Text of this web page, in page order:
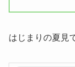
はじまりの夏見